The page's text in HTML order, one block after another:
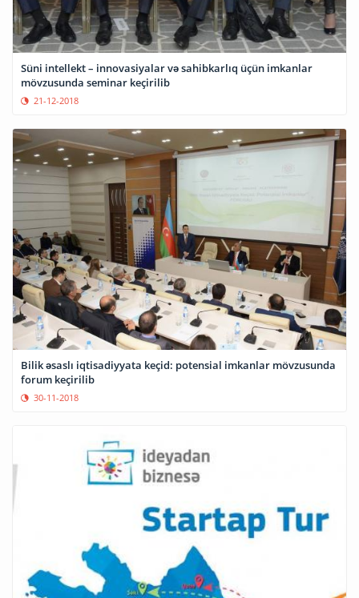
Süni intellekt – innovasiyalar və sahibkarlıq üçün imkanlar
mövzusunda seminar keçirilib
21-12-2018
Bilik əsaslı iqtisadiyyata keçid: potensial imkanlar mövzusunda
forum keçirilib
30-11-2018